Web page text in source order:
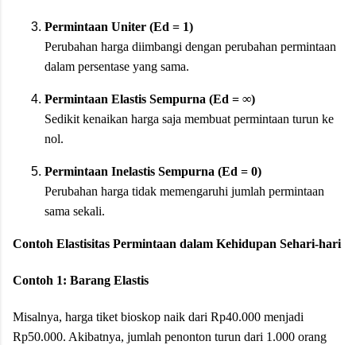
Permintaan Uniter (Ed = 1)
Perubahan harga diimbangi dengan perubahan permintaan
dalam persentase yang sama.
Permintaan Elastis Sempurna (Ed = ∞)
Sedikit kenaikan harga saja membuat permintaan turun ke
nol.
Permintaan Inelastis Sempurna (Ed = 0)
Perubahan harga tidak memengaruhi jumlah permintaan
sama sekali.
Contoh Elastisitas Permintaan dalam Kehidupan Sehari-hari
Contoh 1: Barang Elastis
Misalnya, harga tiket bioskop naik dari Rp40.000 menjadi
Rp50.000. Akibatnya, jumlah penonton turun dari 1.000 orang